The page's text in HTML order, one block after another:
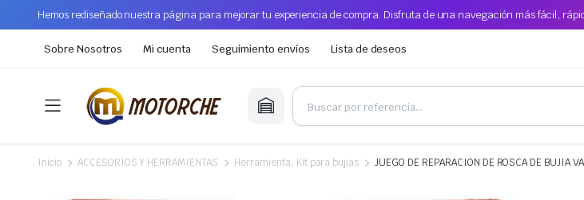
Hemos rediseñado nuestra página para mejorar tu experiencia de compra. Disfruta de una navegación más fácil,
Sobre Nosotros Mi cuenta Seguimiento envíos Lista de deseos
Inicio ACCESORIOS Y HERRAMIENTAS Herramienta, Kit para bujias JUEGO DE REPARACION DE ROSCA DE BUJIA